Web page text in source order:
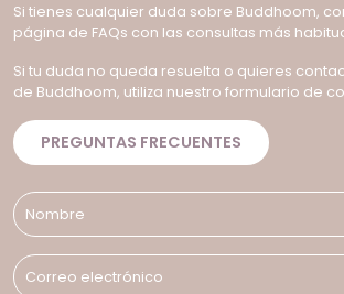
Si tienes cualquier duda sobre Buddhoom,
página de FAQs con las consultas más
Si tu duda no queda resuelta o quieres
de Buddhoom, utiliza nuestro formulario de
PREGUNTAS FRECUENTES